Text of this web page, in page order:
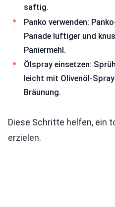
saftig.
Panko verwenden:
Panade luftiger und
Paniermehl.
Ölspray einsetzen:
leicht mit Olivenöl-
Bräunung.
Diese Schritte helfen, ein
erzielen.